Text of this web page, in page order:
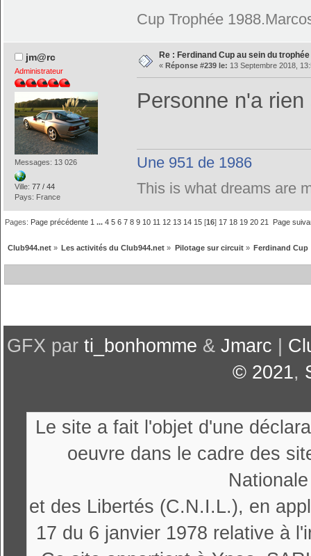
Cup Trophée
jm@rc
Administrateur
Messages: 13 026
Ville:77 / 44
Pays: France
Re : Ferdinand Cup au sein du trophée
« Réponse #239 le: 13 Septembre 2018,
Personne n'a
Une 951 de 1986
This is what dreams are
Pages: Page précédente 1 ...4 5 6 7 8 9 10 11 12 13 14 15 [16] 17 18 19 20 21 Page
Club944.net» Les activités du Club944.net » Pilotage sur circuit» Ferdinand Cup
GFX par ti_bonhomme & Jmarc
© 2021,
Le site a fait l'objet d'une
oeuvre dans le cadre des
et des Libertés (C.N.I.L.), en
17 du 6 janvier 1978 relative à